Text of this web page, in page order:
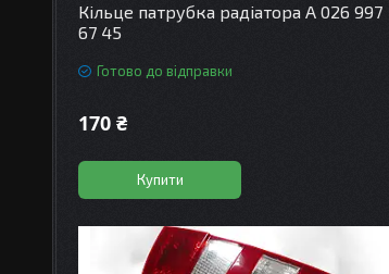
Кільце патрубка радіатора A 026 997
67 45
Готово до відправки
170 ₴
Купити